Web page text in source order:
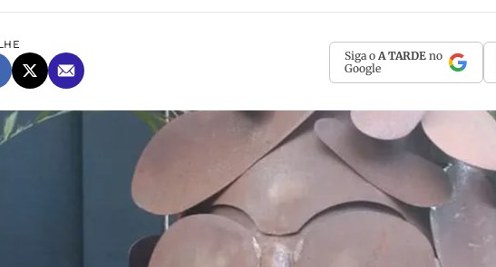
Siga o A TARDE no
Google